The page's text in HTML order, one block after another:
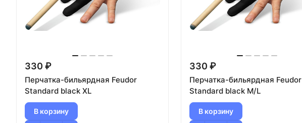
330 ₽
Перчатка-бильярдная Feudor
Standard black XL
В корзину
330 ₽
Перчатка-бильярдная Feudor
Standard black M/L
В корзину